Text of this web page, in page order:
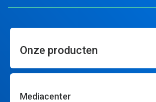
Onze producten
Mediacenter